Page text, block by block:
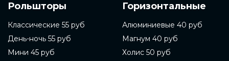
Рольшторы
Классические 55 руб
День-ночь 55 руб
Мини 45 руб
Горизонтальные
Алюминиевые 40 руб
Магнум 40 руб
Холис 50 руб